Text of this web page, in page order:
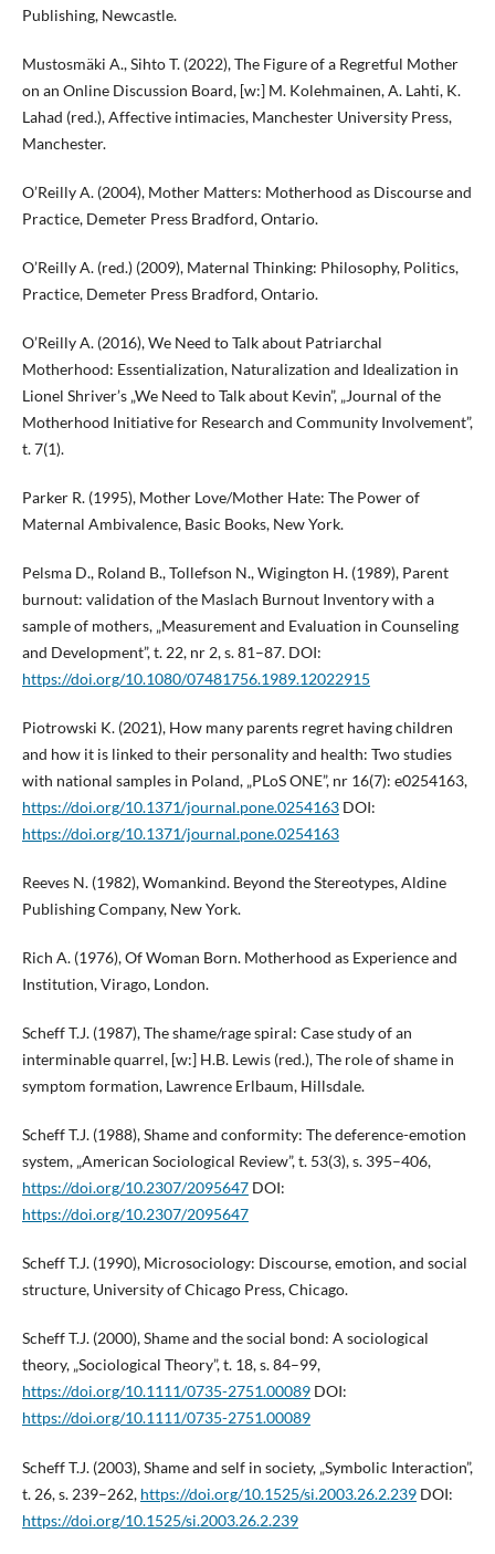
Publishing, Newcastle.
Mustosmäki A., Sihto T. (2022), The Figure of a Regretful Mother
on an Online Discussion Board, [w:] M. Kolehmainen, A. Lahti, K.
Lahad (red.), Affective intimacies, Manchester University Press,
Manchester.
O’Reilly A. (2004), Mother Matters: Motherhood as Discourse and
Practice, Demeter Press Bradford, Ontario.
O’Reilly A. (red.) (2009), Maternal Thinking: Philosophy, Politics,
Practice, Demeter Press Bradford, Ontario.
O’Reilly A. (2016), We Need to Talk about Patriarchal
Motherhood: Essentialization, Naturalization and Idealization in
Lionel Shriver’s „We Need to Talk about Kevin”, „Journal of the
Motherhood Initiative for Research and Community Involvement”,
t. 7(1).
Parker R. (1995), Mother Love/Mother Hate: The Power of
Maternal Ambivalence, Basic Books, New York.
Pelsma D., Roland B., Tollefson N., Wigington H. (1989), Parent
burnout: validation of the Maslach Burnout Inventory with a
sample of mothers, „Measurement and Evaluation in Counseling
and Development”, t. 22, nr 2, s. 81–87. DOI:
https://doi.org/10.1080/07481756.1989.12022915
Piotrowski K. (2021), How many parents regret having children
and how it is linked to their personality and health: Two studies
with national samples in Poland, „PLoS ONE”, nr 16(7): e0254163,
https://doi.org/10.1371/journal.pone.0254163DOI:
https://doi.org/10.1371/journal.pone.0254163
Reeves N. (1982), Womankind. Beyond the Stereotypes, Aldine
Publishing Company, New York.
Rich A. (1976), Of Woman Born. Motherhood as Experience and
Institution, Virago, London.
Scheff T.J. (1987), The shame/rage spiral: Case study of an
interminable quarrel, [w:] H.B. Lewis (red.), The role of shame in
symptom formation, Lawrence Erlbaum, Hillsdale.
Scheff T.J. (1988), Shame and conformity: The deference-emotion
system, „American Sociological Review”, t. 53(3), s. 395–406,
https://doi.org/10.2307/2095647DOI:
https://doi.org/10.2307/2095647
Scheff T.J. (1990), Microsociology: Discourse, emotion, and social
structure, University of Chicago Press, Chicago.
Scheff T.J. (2000), Shame and the social bond: A sociological
theory, „Sociological Theory”, t. 18, s. 84–99,
https://doi.org/10.1111/0735-2751.00089DOI:
https://doi.org/10.1111/0735-2751.00089
Scheff T.J. (2003), Shame and self in society, „Symbolic Interaction”,
t. 26, s. 239–262, https://doi.org/10.1525/si.2003.26.2.239DOI:
https://doi.org/10.1525/si.2003.26.2.239